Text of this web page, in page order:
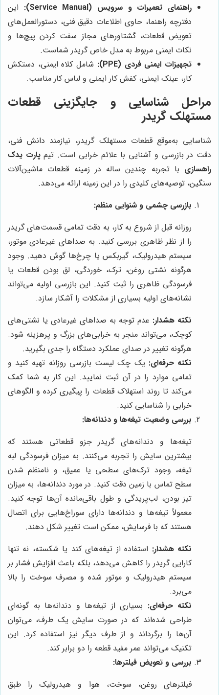
راهنمای تعمیرات و سرویس (Service Manual):
این
دفترچه راهنما، حاوی اطلاعات دقیق فنی، دستورالعمل‌های
تعویض قطعات، گشتاورهای مجاز سفت کردن پیچ‌ها و
نکات ایمنی مربوط به مدل خاص گریدر شماست.
تجهیزات ایمنی فردی (PPE):
شامل کلاه ایمنی، دستکش
کار، عینک ایمنی، کفش کار ایمنی و لباس کار مناسب.
مراحل شناسایی و جایگزینی قطعات
مستهلک گریدر
شناسایی به‌موقع قطعات مستهلک گریدر، نیازمند دانش فنی،
دقت در بازرسی و آشنایی با علائم خرابی است. تیمپارت یدک
راهسازی با تجربه چندین ساله در زمینه قطعات ماشین‌آلات
سنگین، توصیه‌های کلیدی را در این زمینه ارائه می‌دهد.
بازرسی چشمی و شنوایی منظم:
روزانه قبل از شروع به کار، به دقت تمامی قسمت‌های گریدر
را از نظر ظاهری بررسی کنید. به صداهای غیرعادی موتور،
سیستم هیدرولیک، گیربکس یا چرخ‌ها گوش دهید. وجود
هرگونه نشتی روغن، ترک، خوردگی، لق بودن قطعات یا
فرسودگی ظاهری را ثبت کنید. این بازرسی اولیه می‌تواند
نشانه‌های اولیه بسیاری از مشکلات را آشکار سازد.
نکته هشدار: عدم توجه به صداهای غیرعادی یا نشتی‌های
کوچک، می‌تواند منجر به خرابی‌های بزرگ و پرهزینه شود.
هرگونه تغییر در صدای عملکرد دستگاه را جدی بگیرید.
نکته حرفه‌ای: یک چک لیست بازرسی روزانه تهیه کنید و
تمامی موارد را در آن ثبت نمایید. این کار به شما کمک
می‌کند تا روند استهلاک قطعات را پیگیری کرده و الگوهای
خرابی را شناسایی کنید.
بررسی وضعیت تیغه‌ها و دندانه‌ها:
تیغه‌ها و دندانه‌های گریدر جزو قطعاتی هستند که
بیشترین سایش را تجربه می‌کنند. به میزان فرسودگی لبه
تیغه، وجود ترک‌های سطحی یا عمیق، و نامنظم شدن
سطح تماس با زمین دقت کنید. در مورد دندانه‌ها، به میزان
تیز بودن، لب‌پریدگی و طول باقی‌مانده آن‌ها توجه کنید.
معمولاً تیغه‌ها و دندانه‌ها دارای سوراخ‌هایی برای اتصال
هستند که با فرسایش، ممکن است تغییر شکل دهند.
نکته هشدار: استفاده از تیغه‌های کند یا شکسته، نه تنها
کارایی گریدر را کاهش می‌دهد، بلکه باعث افزایش فشار بر
سیستم هیدرولیک و موتور شده و مصرف سوخت را بالا
می‌برد.
نکته حرفه‌ای: بسیاری از تیغه‌ها و دندانه‌ها به گونه‌ای
طراحی شده‌اند که در صورت سایش یک طرف، می‌توان
آن‌ها را برگرداند و از طرف دیگر نیز استفاده کرد. این
تکنیک می‌تواند عمر مفید قطعه را دو برابر کند.
بررسی و تعویض فیلترها:
فیلترهای روغن، سوخت، هوا و هیدرولیک را طبق